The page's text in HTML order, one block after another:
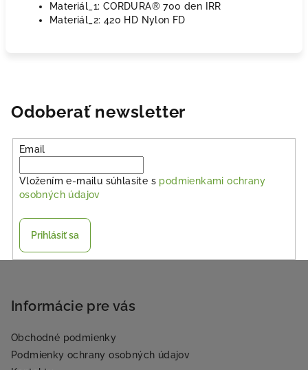
Materiál_1: CORDURA® 700 den IRR
Materiál_2: 420 HD Nylon FD
Odoberať newsletter
Email
Vložením e-mailu súhlasíte s podmienkami ochrany
osobných údajov
Prihlásiť sa
Informácie pre vás
Obchodné podmienky
Podmienky ochrany osobných údajov